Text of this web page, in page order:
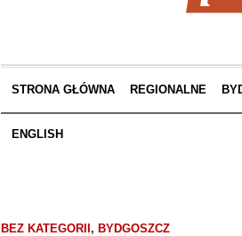
STRONA GŁÓWNA REGIONALNE
ENGLISH
BEZ KATEGORII , BYDGOSZCZ